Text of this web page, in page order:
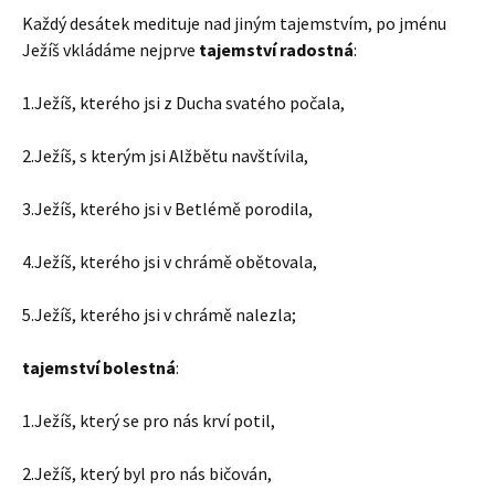
Každý desátek medituje nad jiným tajemstvím, po jménu
Ježíš vkládáme nejprve tajemství radostná:
1.Ježíš, kterého jsi z Ducha svatého počala,
2.Ježíš, s kterým jsi Alžbětu navštívila,
3.Ježíš, kterého jsi v Betlémě porodila,
4.Ježíš, kterého jsi v chrámě obětovala,
5.Ježíš, kterého jsi v chrámě nalezla;
tajemství bolestná:
1.Ježíš, který se pro nás krví potil,
2.Ježíš, který byl pro nás bičován,